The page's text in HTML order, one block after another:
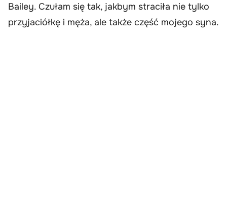
Bailey. Czułam się tak, jakbym straciła nie tylko
przyjaciółkę i męża, ale także część mojego syna.